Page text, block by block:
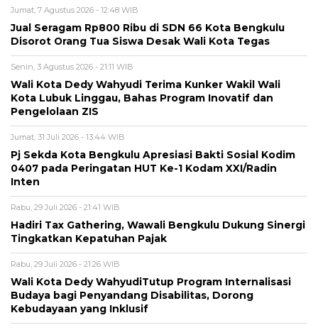
Jumat, 7 Agustus 2026 - 12:48 WIB
Jual Seragam Rp800 Ribu di SDN 66 Kota Bengkulu
Disorot Orang Tua Siswa Desak Wali Kota Tegas
Senin, 3 Agustus 2026 - 21:11 WIB
Wali Kota Dedy Wahyudi Terima Kunker Wakil Wali
Kota Lubuk Linggau, Bahas Program Inovatif dan
Pengelolaan ZIS
Jumat, 31 Juli 2026 - 13:44 WIB
Pj Sekda Kota Bengkulu Apresiasi Bakti Sosial Kodim
0407 pada Peringatan HUT Ke-1 Kodam XXI/Radin
Inten
Rabu, 29 Juli 2026 - 21:41 WIB
Hadiri Tax Gathering, Wawali Bengkulu Dukung Sinergi
Tingkatkan Kepatuhan Pajak
Rabu, 29 Juli 2026 - 21:26 WIB
Wali Kota Dedy WahyudiTutup Program Internalisasi
Budaya bagi Penyandang Disabilitas, Dorong
Kebudayaan yang Inklusif